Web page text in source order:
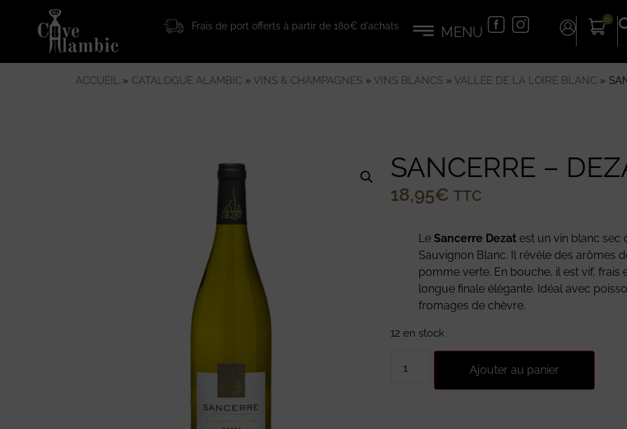
Frais de port offerts à partir de 180€ d’achats
0
ACCUEIL» CATALOGUE ALAMBIC» VINS & CHAMPAGNES» VINS BLANCS» VALLÉE DE LA LOIRE BLANC»
SANCERRE –
18,95€ TTC
Le Sancerre Dezat est un vin blanc sec
Sauvignon Blanc. Il révèle des arômes
pomme verte. En bouche, il est vif, frais
longue finale élégante. Idéal avec
fromages de chèvre.
12 en stock
Ajouter au panier